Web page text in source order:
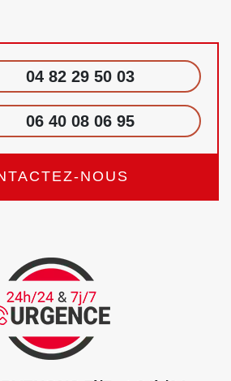
04 82 29 50 03
06 40 08 06 95
NOUS